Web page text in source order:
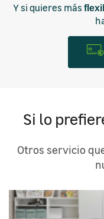
Y si quieres más
Si lo
Otros servicio